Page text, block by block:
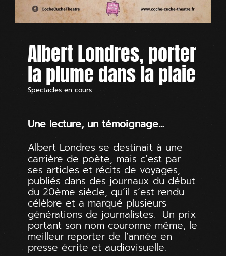
Albert Londres, porter
la plume dans la plaie
Spectacles en cours
Une lecture, un témoignage…
Albert Londres se destinait à une
carrière de poète, mais c’est par
ses articles et récits de voyages,
publiés dans des journaux du début
du 20ème siècle, qu’il s’est rendu
célèbre et a marqué plusieurs
générations de journalistes. Un prix
portant son nom couronne même, le
meilleur reporter de l’année en
presse écrite et audiovisuelle.